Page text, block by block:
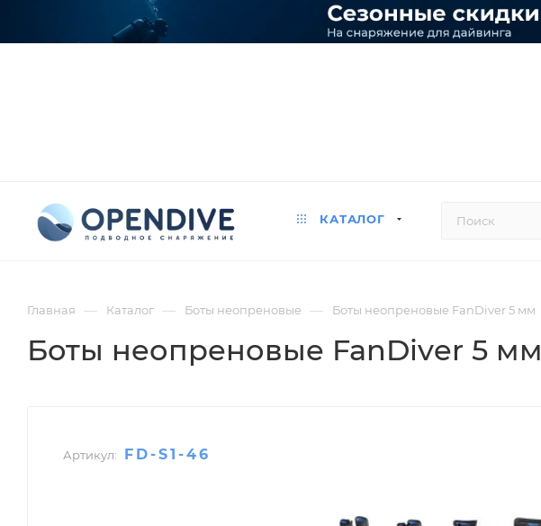
КАТАЛОГ
Главная — Каталог — Боты неопреновые — Боты неопреновые FanDiver 5 мм
Боты неопреновые FanDiver 5 мм
Артикул: FD-S1-46